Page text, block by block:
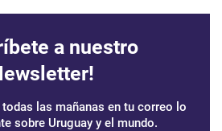
a nuestro
las mañanas en tu correo lo
sobre Uruguay y el mundo.